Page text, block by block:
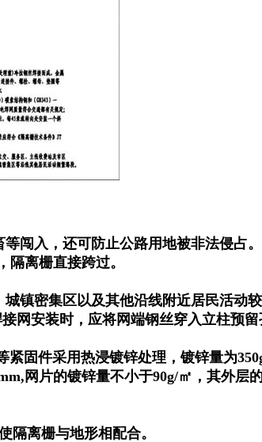
入，还可防止公路用地被非法侵占
离栅直接跨过。
密集区以及其他沿线附近居民活动较
安装时，应将网端钢丝穿入立柱预
固件采用热浸镀锌处理，镀锌量为
网片的镀锌量不小于90g/㎡，其外层
隔离栅与地形相配合。